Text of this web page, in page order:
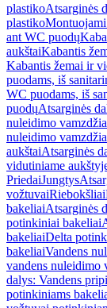
plastikoAtsarginės
plastiko
ant WC puodų
aukštaiKabantis
Kabantis žemai ir
puodams, iš
WC puodams, iš
puodųAtsarginės
nuleidimo
nuleidimo
aukštaiAtsarginės
vidutiniame
PriedaiJungtys
vožtuvaiRiebokšliai
bakeliaiAtsarginės
potinkiniai bakeliai
bakeliaiDelta
bakeliaiVandens
vandens nuleidimo
dalys: Vandens
potinkiniams